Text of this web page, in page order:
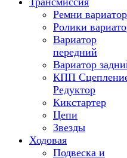
Ремни
Ролики
Вариатор
передний
Вариатор
КПП
Редуктор
Кикстартер
Цепи
Звезды
Ходовая
Подвеска и